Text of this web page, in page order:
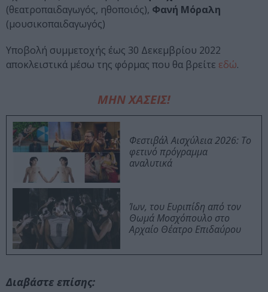
(θεατροπαιδαγωγός, ηθοποιός), Φανή Μόραλη
(μουσικοπαιδαγωγός)
Υποβολή συμμετοχής έως 30 Δεκεμβρίου 2022
αποκλειστικά μέσω της φόρμας που θα βρείτε εδώ.
ΜΗΝ ΧΑΣΕΙΣ!
Φεστιβάλ Αισχύλεια 2026: Το
φετινό πρόγραμμα
αναλυτικά
Ίων, του Ευριπίδη από τον
Θωμά Μοσχόπουλο στο
Αρχαίο Θέατρο Επιδαύρου
Διαβάστε επίσης: